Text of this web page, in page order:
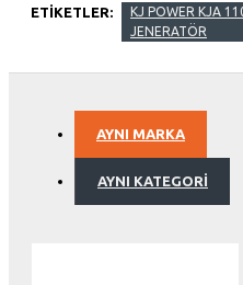
ETIKETLER:
KJ POWER KJA
JENERATÖR
AYNI MARKA
AYNI KATEGORI